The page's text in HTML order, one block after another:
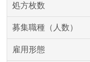
処方枚数
募集職種（人数）
雇用形態